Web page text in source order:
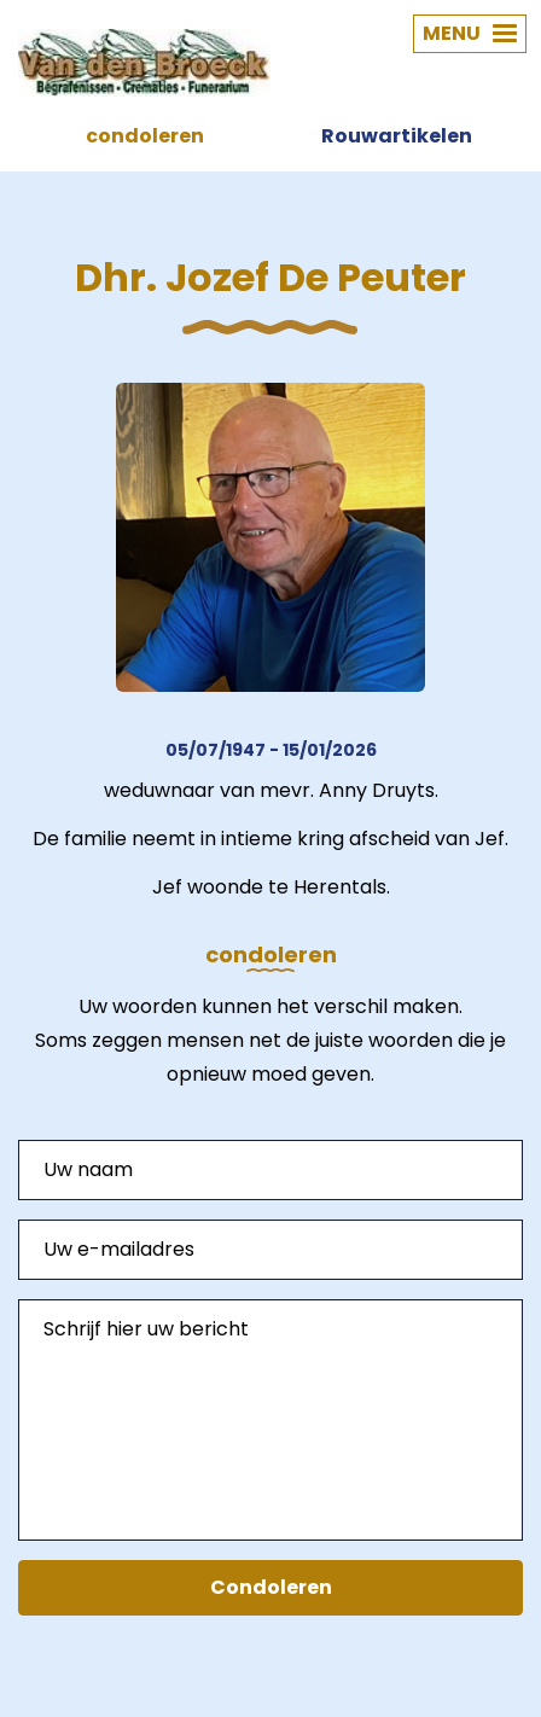
condoleren Rouwartikelen
MENU
Dhr. Jozef De Peuter
05/07/1947 - 15/01/2026
weduwnaar van mevr. Anny Druyts.
De familie neemt in intieme kring afscheid van Jef.
Jef woonde te Herentals.
condoleren
Uw woorden kunnen het verschil maken.
Soms zeggen mensen net de juiste woorden die je
opnieuw moed geven.
Condoleren